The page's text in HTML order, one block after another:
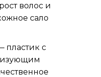
волос и
сало
пластик с